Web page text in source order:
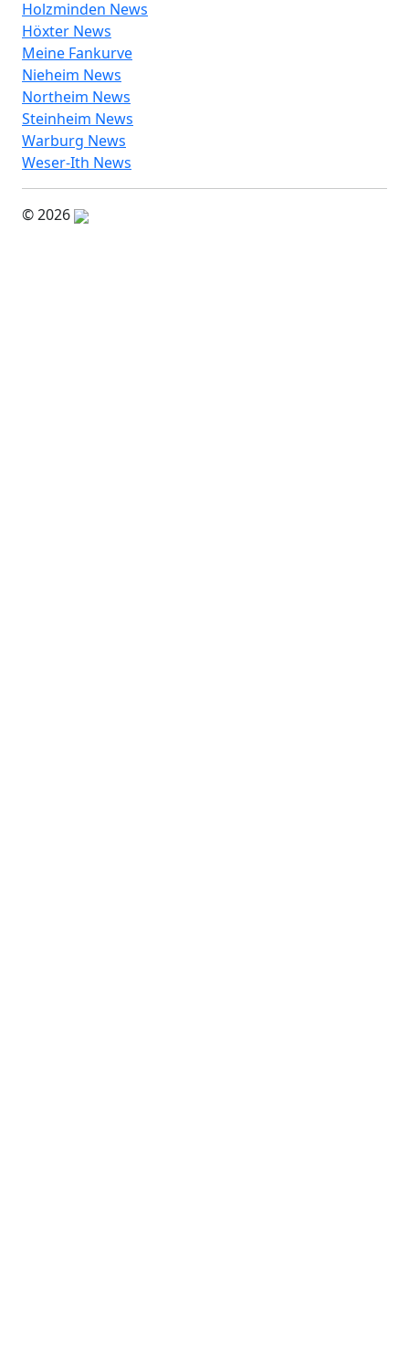
Holzminden News
Höxter News
Meine Fankurve
Nieheim News
Northeim News
Steinheim News
Warburg News
Weser-Ith News
© 2026